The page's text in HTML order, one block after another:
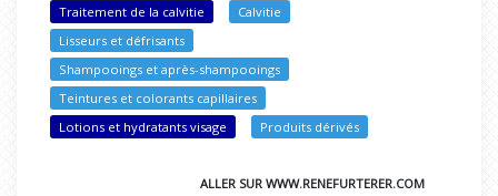
Traitement de la calvitie
Calvitie
Lisseurs et défrisants
Shampooings et après-shampooings
Teintures et colorants capillaires
Lotions et hydratants visage
Produits dérivés
ALLER SUR WWW.RENEFURTERER.COM